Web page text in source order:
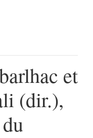
et
(dir.),